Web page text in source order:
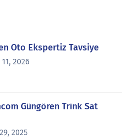
Oto Ekspertiz Tavsiye
2026
Güngören Trink Sat
2025